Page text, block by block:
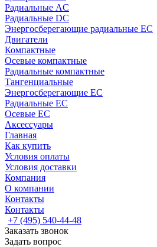
Радиальные AC
Радиальные DC
Энергосберегающие радиальные EC
Двигатели
Компактные
Осевые компактные
Радиальные компактные
Тангенциальные
Энергосберегающие EC
Радиальные EC
Осевые EC
Аксессуары
Главная
Как купить
Условия оплаты
Условия доставки
Компания
О компании
Контакты
Контакты
+7 (495) 540-44-48
Заказать звонок
Задать вопрос